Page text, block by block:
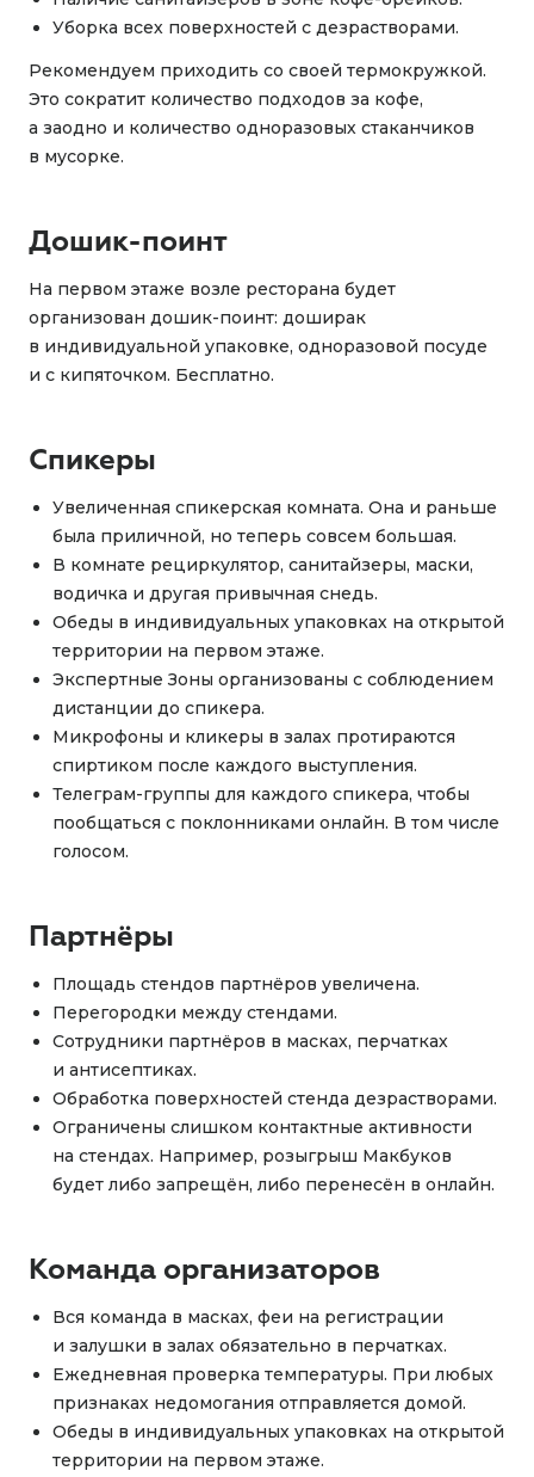
Уборка всех поверхностей с дезрастворами.
Рекомендуем приходить со своей термокружкой.
Это сократит количество подходов за кофе,
а заодно и количество одноразовых стаканчиков
в мусорке.
Дошик-поинт
На первом этаже возле ресторана будет
организован дошик-поинт: доширак
в индивидуальной упаковке, одноразовой посуде
и с кипяточком. Бесплатно.
Спикеры
Увеличенная спикерская комната. Она и раньше
была приличной, но теперь совсем большая.
В комнате рециркулятор, санитайзеры, маски,
водичка и другая привычная снедь.
Обеды в индивидуальных упаковках на открытой
территории на первом этаже.
Экспертные Зоны организованы с соблюдением
дистанции до спикера.
Микрофоны и кликеры в залах протираются
спиртиком после каждого выступления.
Телеграм-группы для каждого спикера, чтобы
пообщаться с поклонниками онлайн. В том числе
голосом.
Партнёры
Площадь стендов партнёров увеличена.
Перегородки между стендами.
Сотрудники партнёров в масках, перчатках
и антисептиках.
Обработка поверхностей стенда дезрастворами.
Ограничены слишком контактные активности
на стендах. Например, розыгрыш Макбуков
будет либо запрещён, либо перенесён в онлайн.
Команда организаторов
Вся команда в масках, феи на регистрации
и залушки в залах обязательно в перчатках.
Ежедневная проверка температуры. При любых
признаках недомогания отправляется домой.
Обеды в индивидуальных упаковках на открытой
территории на первом этаже.